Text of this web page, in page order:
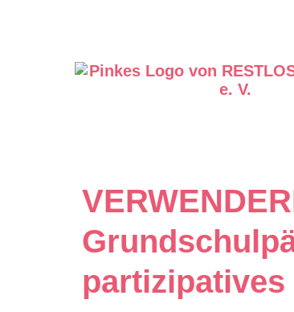
partizipatives